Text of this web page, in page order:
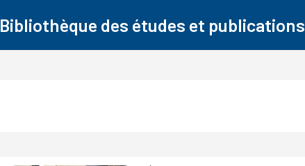
Bibliothèque des études et publications